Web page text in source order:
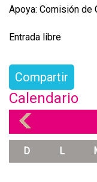
Apoya: Comisión de
Entrada libre
Compartir
Calendario
D L